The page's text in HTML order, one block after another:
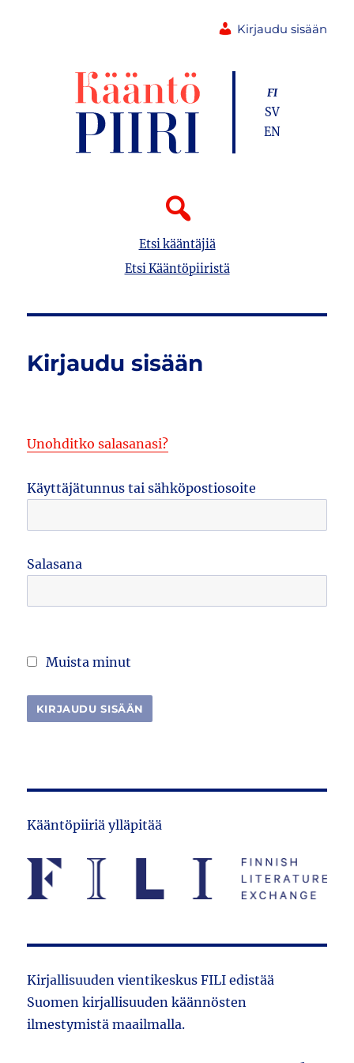
Kirjaudu sisään
Etsi kääntäjiä
Etsi Kääntöpiiristä
FI
SV
EN
Kirjaudu sisään
Unohditko salasanasi?
Käyttäjätunnus tai sähköpostiosoite
Salasana
Muista minut
Kääntöpiiriä ylläpitää
Kirjallisuuden vientikeskus FILI edistää
Suomen kirjallisuuden käännösten
ilmestymistä maailmalla.